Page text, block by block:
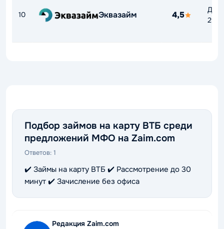
10 Эквазайм 4,5
До
Подбор займов на карту ВТБ среди
предложений МФО на Zaim.com
Ответов: 1
✔️ Займы на карту ВТБ ✔️ Рассмотрение до 30
минут ✔️ Зачисление без офиса
Редакция Zaim.com